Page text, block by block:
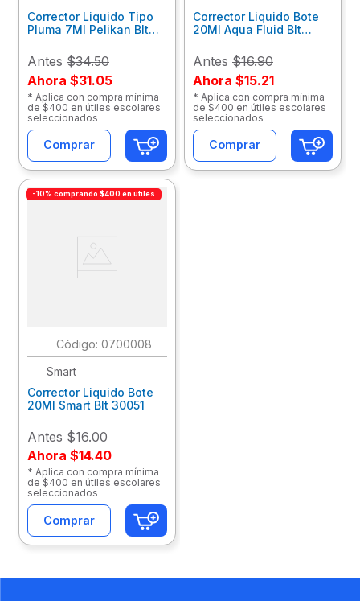
Corrector Liquido Tipo
Pluma 7Ml Pelikan Blt
Antes $34.50
Ahora $31.05
* Aplica con compra mínima
de $400 en útiles escolares
seleccionados
Comprar
Corrector Liquido Bote
20Ml Aqua Fluid Blt
Antes $16.90
Ahora $15.21
* Aplica con compra mínima
de $400 en útiles escolares
seleccionados
Comprar
-10% comprando $400 en útiles
: 0700008
Smart
Corrector Liquido Bote
20Ml Smart Blt 30051
Antes $16.00
Ahora $14.40
* Aplica con compra mínima
de $400 en útiles escolares
seleccionados
Comprar